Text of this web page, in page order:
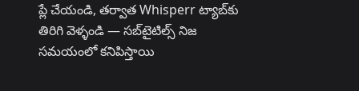
ప్లే చేయండి, తర్వాత Whisperr ట్యాబ్‌కు
తిరిగి వెళ్ళండి — సబ్‌టైటిల్స్ నిజ
సమయంలో కనిపిస్తాయి